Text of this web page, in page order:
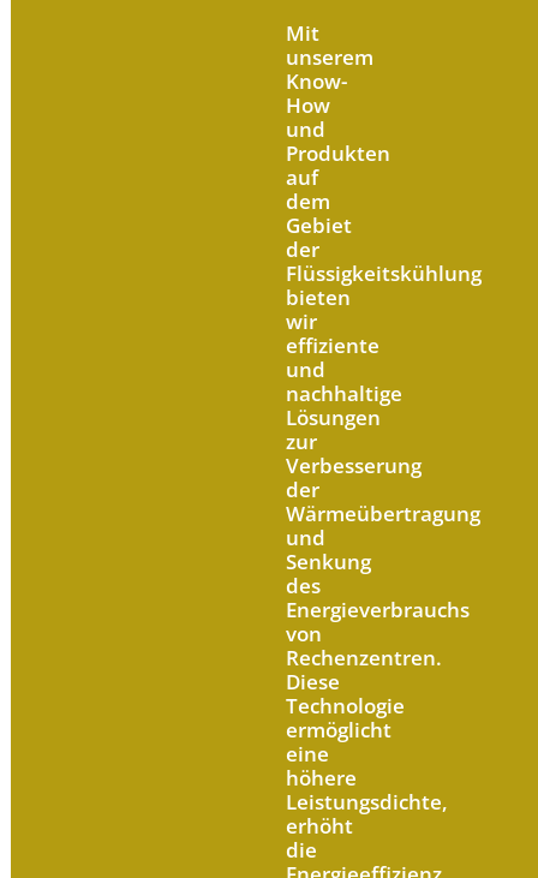
Mit
unserem
Know-
How
und
Produkten
auf
dem
Gebiet
der
Flüssigkeitskühlung
bieten
wir
effiziente
und
nachhaltige
Lösungen
zur
Verbesserung
der
Wärmeübertragung
und
Senkung
des
Energieverbrauchs
von
Rechenzentren.
Diese
Technologie
ermöglicht
eine
höhere
Leistungsdichte,
erhöht
die